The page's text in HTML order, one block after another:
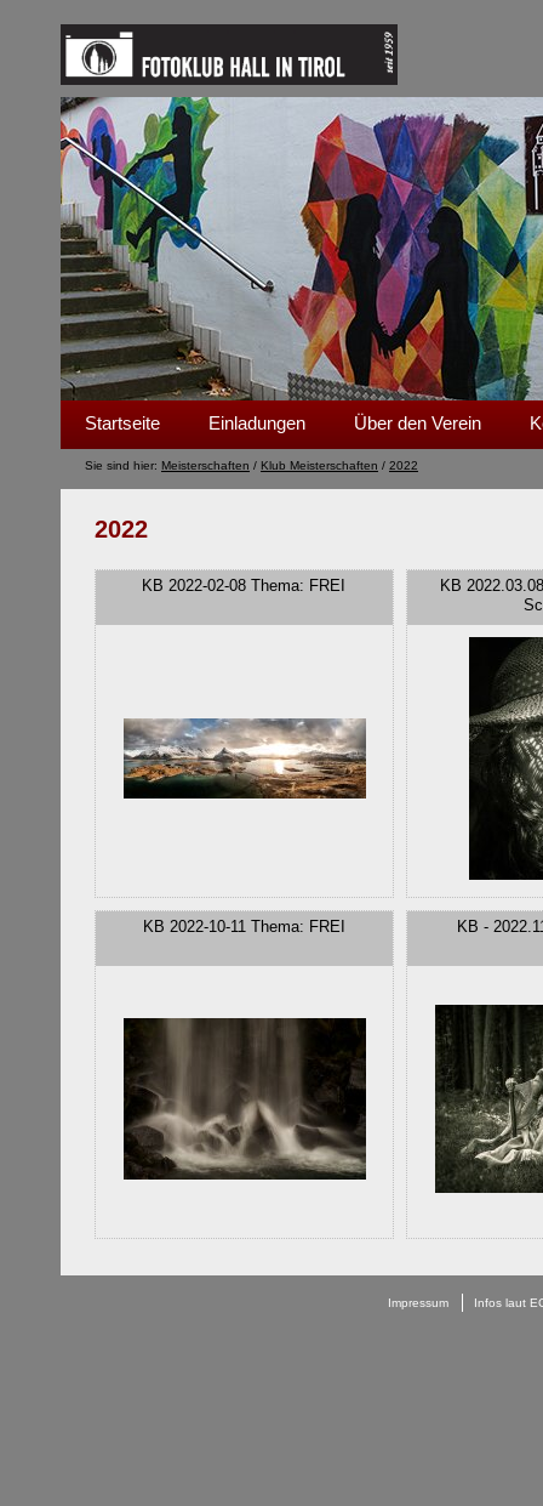
Startseite Einladungen Über den Verein
2022
KB 2022-02-08 Thema: FREI​
KB
KB 2022-10-11 Thema: FREI​ KB -
Impressum Infos laut
Sie sind hier: Meisterschaften / Klub Meisterschaften / 2022